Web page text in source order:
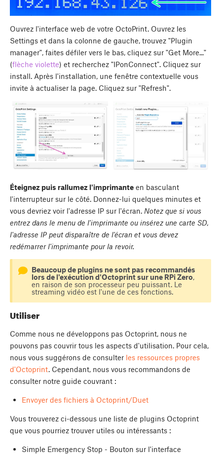
Ouvrez l'interface web de votre OctoPrint. Ouvrez les
Settings et dans la colonne de gauche, trouvez "Plugin
manager", faites défiler vers le bas, cliquez sur "Get More..."
(flèche violette) et recherchez "IPonConnect". Cliquez sur
install. Après l'installation, une fenêtre contextuelle vous
invite à actualiser la page. Cliquez sur "Refresh".
Éteignez puis rallumez l'imprimante en basculant
l'interrupteur sur le côté. Donnez-lui quelques minutes et
vous devriez voir l'adresse IP sur l'écran. Notez que si vous
entrez dans le menu de l'imprimante ou insérez une carte SD,
l'adresse IP peut disparaître de l'écran et vous devez
redémarrer l'imprimante pour la revoir.
Beaucoup de plugins ne sont pas recommandés
lors de l'exécution d'Octoprint sur une RPi Zero,
en raison de son processeur peu puissant. Le
streaming vidéo est l'une de ces fonctions.
Utiliser
Comme nous ne développons pas Octoprint, nous ne
pouvons pas couvrir tous les aspects d'utilisation. Pour cela,
nous vous suggérons de consulter les ressources propres
d'Octoprint. Cependant, nous vous recommandons de
consulter notre guide couvrant :
Envoyer des fichiers à Octoprint/Duet
Vous trouverez ci-dessous une liste de plugins Octoprint
que vous pourriez trouver utiles ou intéressants :
Simple Emergency Stop - Bouton sur l'interface